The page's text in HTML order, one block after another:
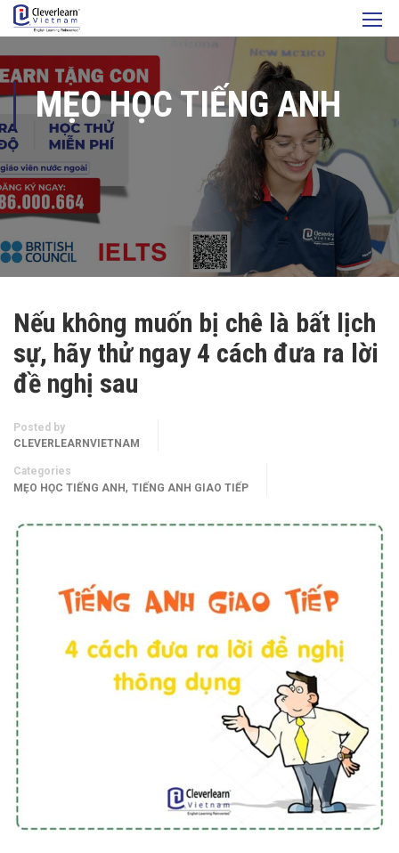
MẸO HỌC TIẾNG ANH
Nếu không muốn bị chê là bất lịch
sự, hãy thử ngay 4 cách đưa ra lời
đề nghị sau
Posted by
CLEVERLEARNVIETNAM
Categories
MẸO HỌC TIẾNG ANH, TIẾNG ANH GIAO TIẾP